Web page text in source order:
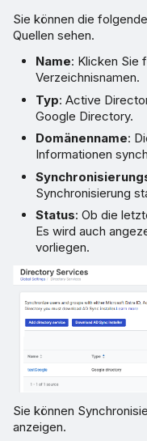
Sie können die
Quellen sehen.
Name: Klicken Sie
Verzeichnisnamen.
Typ: Active
Google Directory.
Domänenname:
Informationen
Synchronisierung
Status: Ob die
Es wird auch
vorliegen.
Sie können
anzeigen.